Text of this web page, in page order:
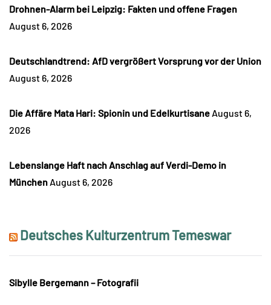
Drohnen-Alarm bei Leipzig: Fakten und offene Fragen
August 6, 2026
Deutschlandtrend: AfD vergrößert Vorsprung vor der Union
August 6, 2026
Die Affäre Mata Hari: Spionin und Edelkurtisane August 6,
2026
Lebenslange Haft nach Anschlag auf Verdi-Demo in
München August 6, 2026
Deutsches Kulturzentrum Temeswar
Sibylle Bergemann – Fotografii